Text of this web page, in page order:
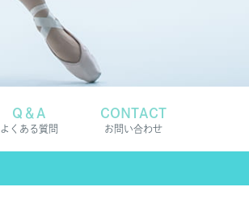
Q＆A
よくある質問
CONTACT
お問い合わせ